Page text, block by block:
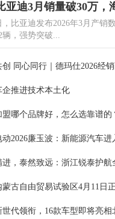
亚迪3月销量破30万，
，比亚迪发布2026年3月产销
辆，强势突破...
创 同心同行｜德玛仕2026经
企推进技术本土化
盟哪个品牌好，怎么选靠谱的
动2026廉玉波：新能源汽车进
进，泰然致远：浙江锐泰护航
蒙古自由贸易试验区4月11日
世代领衔，16款车型即将亮相